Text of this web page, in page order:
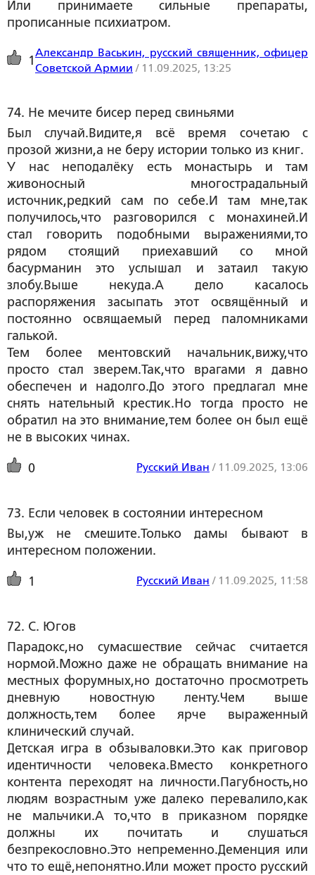
Или принимаете сильные препараты,
прописанные психиатром.
1
Александр Васькин, русский священник, офицер
Советской Армии / 11.09.2025, 13:25
74. Не мечите бисер перед свиньями
Был случай.Видите,я всё время сочетаю с
прозой жизни,а не беру истории только из книг.
У нас неподалёку есть монастырь и там
живоносный многострадальный
источник,редкий сам по себе.И там мне,так
получилось,что разговорился с монахиней.И
стал говорить подобными выражениями,то
рядом стоящий приехавший со мной
басурманин это услышал и затаил такую
злобу.Выше некуда.А дело касалось
распоряжения засыпать этот освящённый и
постоянно освящаемый перед паломниками
галькой.
Тем более ментовский начальник,вижу,что
просто стал зверем.Так,что врагами я давно
обеспечен и надолго.До этого предлагал мне
снять нательный крестик.Но тогда просто не
обратил на это внимание,тем более он был ещё
не в высоких чинах.
0 Русский Иван / 11.09.2025, 13:06
73. Если человек в состоянии интересном
Вы,уж не смешите.Только дамы бывают в
интересном положении.
1 Русский Иван / 11.09.2025, 11:58
72. С. Югов
Парадокс,но сумасшествие сейчас считается
нормой.Можно даже не обращать внимание на
местных форумных,но достаточно просмотреть
дневную новостную ленту.Чем выше
должность,тем более ярче выраженный
клинический случай.
Детская игра в обзываловки.Это как приговор
идентичности человека.Вместо конкретного
контента переходят на личности.Пагубность,но
людям возрастным уже далеко перевалило,как
не мальчики.А то,что в приказном порядке
должны их почитать и слушаться
безпрекословно.Это непременно.Деменция или
что то ещё,непонятно.Или может просто русский